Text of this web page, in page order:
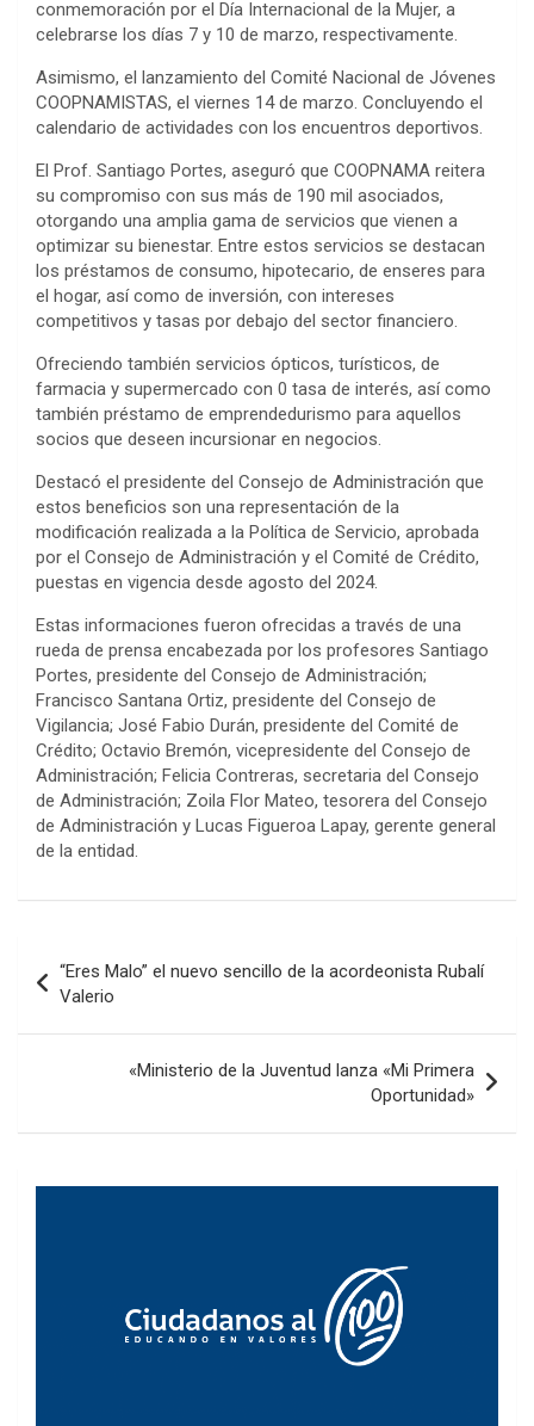
conmemoración por el Día Internacional de la Mujer, a
celebrarse los días 7 y 10 de marzo, respectivamente.
Asimismo, el lanzamiento del Comité Nacional de Jóvenes
COOPNAMISTAS, el viernes 14 de marzo. Concluyendo el
calendario de actividades con los encuentros deportivos.
El Prof. Santiago Portes, aseguró que COOPNAMA reitera
su compromiso con sus más de 190 mil asociados,
otorgando una amplia gama de servicios que vienen a
optimizar su bienestar. Entre estos servicios se destacan
los préstamos de consumo, hipotecario, de enseres para
el hogar, así como de inversión, con intereses
competitivos y tasas por debajo del sector financiero.
Ofreciendo también servicios ópticos, turísticos, de
farmacia y supermercado con 0 tasa de interés, así como
también préstamo de emprendedurismo para aquellos
socios que deseen incursionar en negocios.
Destacó el presidente del Consejo de Administración que
estos beneficios son una representación de la
modificación realizada a la Política de Servicio, aprobada
por el Consejo de Administración y el Comité de Crédito,
puestas en vigencia desde agosto del 2024.
Estas informaciones fueron ofrecidas a través de una
rueda de prensa encabezada por los profesores Santiago
Portes, presidente del Consejo de Administración;
Francisco Santana Ortiz, presidente del Consejo de
Vigilancia; José Fabio Durán, presidente del Comité de
Crédito; Octavio Bremón, vicepresidente del Consejo de
Administración; Felicia Contreras, secretaria del Consejo
de Administración; Zoila Flor Mateo, tesorera del Consejo
de Administración y Lucas Figueroa Lapay, gerente general
de la entidad.
de
entradas
“Eres Malo” el nuevo sencillo de la acordeonista Rubalí
Valerio
«Ministerio de la Juventud lanza «Mi Primera
Oportunidad»